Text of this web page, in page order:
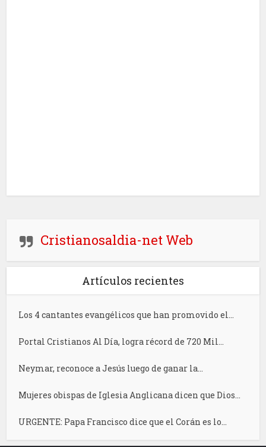
Cristianosaldia-net Web
Artículos recientes
Los 4 cantantes evangélicos que han promovido el...
Portal Cristianos Al Día, logra récord de 720 Mil...
Neymar, reconoce a Jesús luego de ganar la...
Mujeres obispas de Iglesia Anglicana dicen que Dios...
URGENTE: Papa Francisco dice que el Corán es lo...